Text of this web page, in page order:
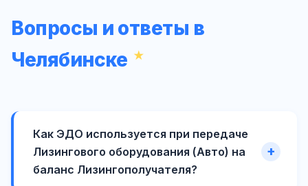
Вопросы и ответы в
Челябинске
Как ЭДО используется при передаче
Лизингового оборудования (Авто) на
баланс Лизингополучателя?